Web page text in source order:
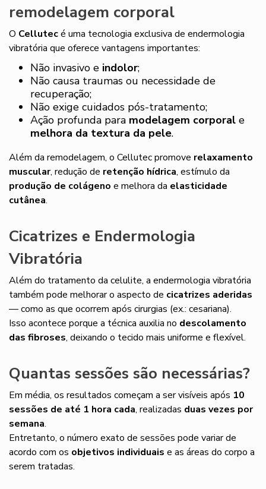
remodelagem corporal
O Cellutecé uma tecnologia exclusiva de endermologia
vibratória que oferece vantagens importantes:
Não invasivo e indolor;
Não causa traumas ou necessidade de
recuperação;
Não exige cuidados pós-tratamento;
Ação profunda para modelagem corporal e
melhora da textura da pele.
Além da remodelagem, o Cellutec promove relaxamento
muscular, redução de retenção hídrica, estímulo da
produção de colágeno e melhora da elasticidade
cutânea.
Cicatrizes e Endermologia
Vibratória
Além do tratamento da celulite, a endermologia vibratória
também pode melhorar o aspecto de cicatrizes aderidas
— como as que ocorrem após cirurgias (ex.: cesariana).
Isso acontece porque a técnica auxilia no descolamento
das fibroses, deixando o tecido mais uniforme e flexível.
Quantas sessões são necessárias?
Em média, os resultados começam a ser visíveis após 10
sessões de até 1 hora cada, realizadas duas vezes por
semana.
Entretanto, o número exato de sessões pode variar de
acordo com os objetivos individuais e as áreas do corpo a
serem tratadas.